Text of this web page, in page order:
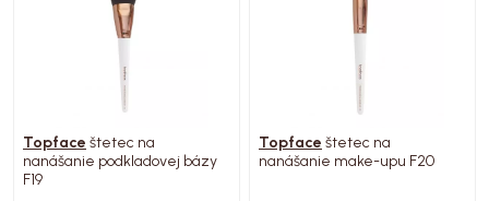
Topface štetec na
nanášanie podkladovej bázy
F19
Topface štetec na
nanášanie make-upu F20